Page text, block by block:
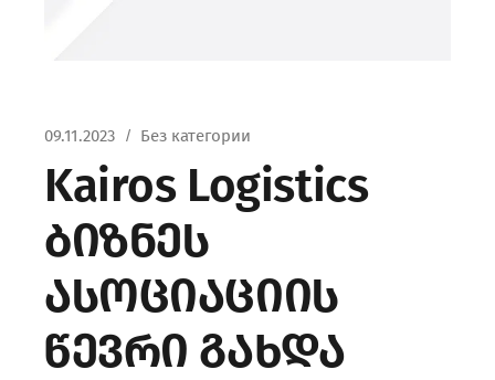
09.11.2023 Без категории
Kairos Logistics
ბიზნეს
ასოციაციის
წევრი გახდა